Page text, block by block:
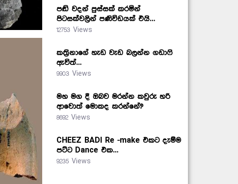
පඬි වදන් පුස්සක් කරමින්
පිටසක්වලින් පණිවිඩයක් එයි…
12753 Views
කත්‍රිනාගේ හැඩ වැඩ බලන්න ගඩාෆි
ඇවිත්…
9903 Views
මහ මග දී ඔබව මරන්න කවුරු හරි
ආවොත් මොකද කරන්නේ?
8692 Views
CHEEZ BADI Re -make එකට දැම්ම
පට්ට Dance එක…
9235 Views